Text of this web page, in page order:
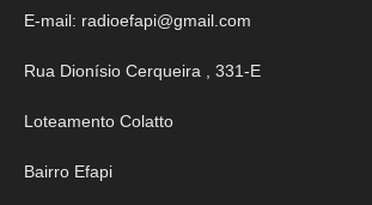
E-mail: radioefapi@gmail.com
Rua Dionísio Cerqueira , 331-E
Loteamento Colatto
Bairro Efapi